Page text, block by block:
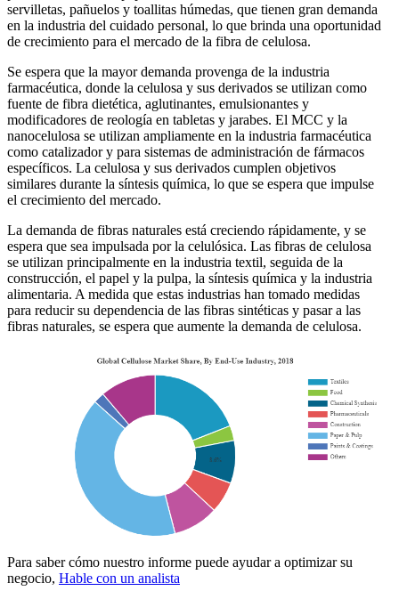
servilletas, pañuelos y toallitas húmedas, que tienen gran demanda
en la industria del cuidado personal, lo que brinda una oportunidad
de crecimiento para el mercado de la fibra de celulosa.
Se espera que la mayor demanda provenga de la industria
farmacéutica, donde la celulosa y sus derivados se utilizan como
fuente de fibra dietética, aglutinantes, emulsionantes y
modificadores de reología en tabletas y jarabes. El MCC y la
nanocelulosa se utilizan ampliamente en la industria farmacéutica
como catalizador y para sistemas de administración de fármacos
específicos. La celulosa y sus derivados cumplen objetivos
similares durante la síntesis química, lo que se espera que impulse
el crecimiento del mercado.
La demanda de fibras naturales está creciendo rápidamente, y se
espera que sea impulsada por la celulósica. Las fibras de celulosa
se utilizan principalmente en la industria textil, seguida de la
construcción, el papel y la pulpa, la síntesis química y la industria
alimentaria. A medida que estas industrias han tomado medidas
para reducir su dependencia de las fibras sintéticas y pasar a las
fibras naturales, se espera que aumente la demanda de celulosa.
Para saber cómo nuestro informe puede ayudar a optimizar su
negocio, Hable con un analista